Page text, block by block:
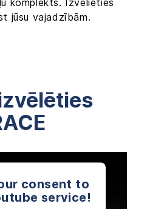
komplekts. Izvēlieties
jūsu vajadzībām.
consent to
service!